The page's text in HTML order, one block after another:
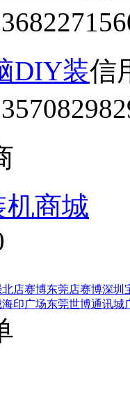
DIY装信
商城
店赛博东莞店赛博深圳
海印广场东莞世博通讯城